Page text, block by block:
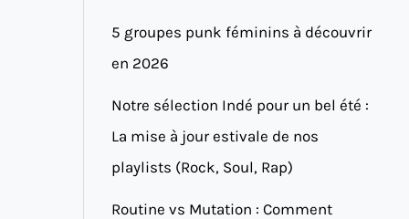
5 groupes punk féminins à découvrir
en 2026
Notre sélection Indé pour un bel été :
La mise à jour estivale de nos
playlists (Rock, Soul, Rap)
Routine vs Mutation : Comment